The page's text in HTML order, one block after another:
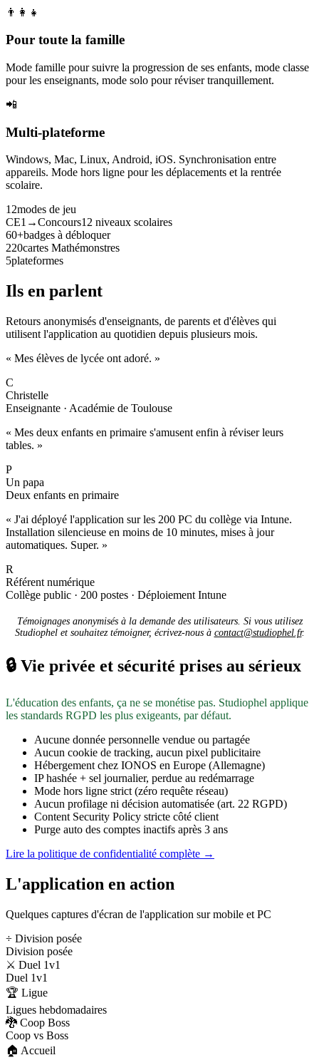
👨‍👩‍👧
Pour toute la famille
Mode famille pour suivre la progression de ses enfants, mode classe
pour les enseignants, mode solo pour réviser tranquillement.
📲
Multi-plateforme
Windows, Mac, Linux, Android, iOS. Synchronisation entre
appareils. Mode hors ligne pour les déplacements et la rentrée
scolaire.
12modes de jeu
CE1→Concours12 niveaux scolaires
60+badges à débloquer
220cartes Mathémonstres
5plateformes
Ils en parlent
Retours anonymisés d'enseignants, de parents et d'élèves qui
utilisent l'application au quotidien depuis plusieurs mois.
« Mes élèves de lycée ont adoré. »
C
Christelle
Enseignante · Académie de Toulouse
« Mes deux enfants en primaire s'amusent enfin à réviser leurs
tables. »
P
Un papa
Deux enfants en primaire
« J'ai déployé l'application sur les 200 PC du collège via Intune.
Installation silencieuse en moins de 10 minutes, mises à jour
automatiques. Super. »
R
Référent numérique
Collège public · 200 postes · Déploiement Intune
Témoignages anonymisés à la demande des utilisateurs. Si vous utilisez
Studiophel et souhaitez témoigner, écrivez-nous à contact@studiophel.fr.
🔒 Vie privée et sécurité prises au sérieux
L'éducation des enfants, ça ne se monétise pas. Studiophel applique
les standards RGPD les plus exigeants, par défaut.
Aucune donnée personnelle vendue ou partagée
Aucun cookie de tracking, aucun pixel publicitaire
Hébergement chez IONOS en Europe (Allemagne)
IP hashée + sel journalier, perdue au redémarrage
Mode hors ligne strict (zéro requête réseau)
Aucun profilage ni décision automatisée (art. 22 RGPD)
Content Security Policy stricte côté client
Purge auto des comptes inactifs après 3 ans
Lire la politique de confidentialité complète →
L'application en action
Quelques captures d'écran de l'application sur mobile et PC
÷ Division posée
Division posée
⚔️ Duel 1v1
Duel 1v1
🏆 Ligue
Ligues hebdomadaires
🐉 Coop Boss
Coop vs Boss
🏠 Accueil